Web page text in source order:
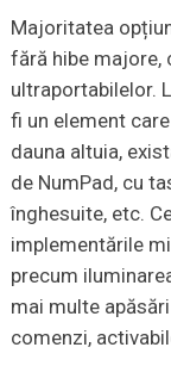
Majoritatea
fără hibe majore,
ultraportabilelor.
fi un element
dauna altuia,
de NumPad, cu
înghesuite, etc.
implementările
precum
mai multe
comenzi,